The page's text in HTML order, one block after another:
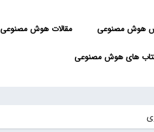
هوش مصنوعی مقالات هوش مصنوعی
های هوش مصنوعی